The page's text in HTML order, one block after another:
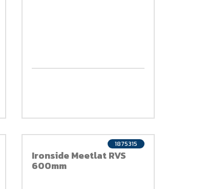
Ironside Meetlat RVS
600mm
1875315